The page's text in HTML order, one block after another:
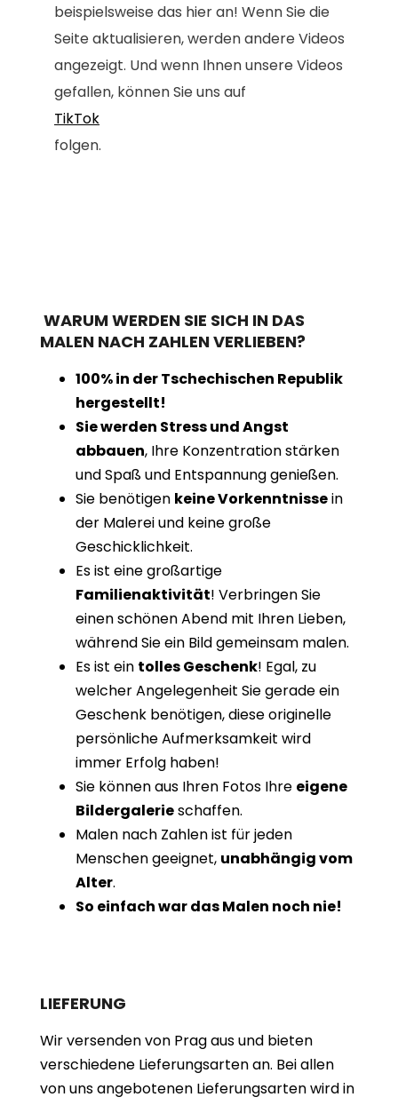
beispielsweise das hier an! Wenn Sie die
Seite aktualisieren, werden andere Videos
angezeigt. Und wenn Ihnen unsere Videos
gefallen, können Sie uns auf
TikTok
folgen.
WARUM WERDEN SIE SICH IN DAS
MALEN NACH ZAHLEN VERLIEBEN?
100% in der Tschechischen Republik
hergestellt!
Sie werden Stress und Angst
abbauen, Ihre Konzentration stärken
und Spaß und Entspannung genießen.
Sie benötigen keine Vorkenntnissein
der Malerei und keine große
Geschicklichkeit.
Es ist eine großartige
Familienaktivität! Verbringen Sie
einen schönen Abend mit Ihren Lieben,
während Sie ein Bild gemeinsam malen.
Es ist ein tolles Geschenk! Egal, zu
welcher Angelegenheit Sie gerade ein
Geschenk benötigen, diese originelle
persönliche Aufmerksamkeit wird
immer Erfolg haben!
Sie können aus Ihren Fotos Ihre eigene
Bildergalerieschaffen.
Malen nach Zahlen ist für jeden
Menschen geeignet, unabhängig vom
Alter.
So einfach war das Malen noch nie!
LIEFERUNG
Wir versenden von Prag aus und bieten
verschiedene Lieferungsarten an. Bei allen
von uns angebotenen Lieferungsarten wird in